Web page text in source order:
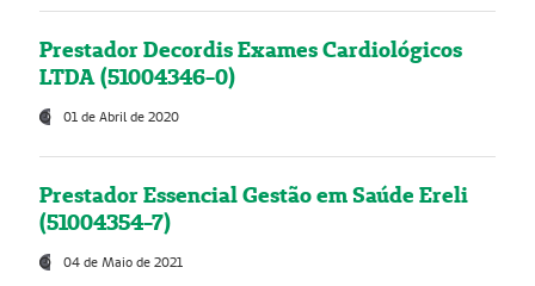
Prestador Decordis Exames Cardiológicos
LTDA (51004346-0)
01 de Abril de 2020
Prestador Essencial Gestão em Saúde Ereli
(51004354-7)
04 de Maio de 2021